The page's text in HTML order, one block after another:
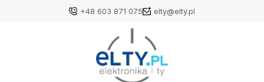
+48 603 871 075 elty@elty.pl